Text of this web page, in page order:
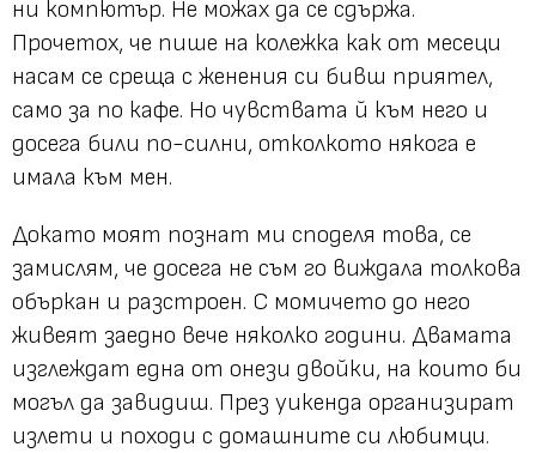
ни компютър. Не можах да се сдържа.
Прочетох, че пише на колежка как от месеци
насам се среща с женения си бивш приятел,
само за по кафе. Но чувствата й към него и
досега били по-силни, отколкото някога е
имала към мен.
Докато моят познат ми споделя това, се
замислям, че досега не съм го виждала толкова
объркан и разстроен. С момичето до него
живеят заедно вече няколко години. Двамата
изглеждат една от онези двойки, на които би
могъл да завидиш. През уикенда организират
излети и походи с домашните си любимци.